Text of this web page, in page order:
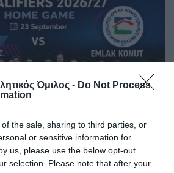
Όμιλος - Do Not Process
the sale, sharing to third parties, or
or sensitive information for
us, please use the below opt-out
selection. Please note that after your
EuroLeague